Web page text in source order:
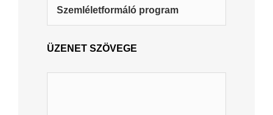
ÜZENET SZÖVEGE